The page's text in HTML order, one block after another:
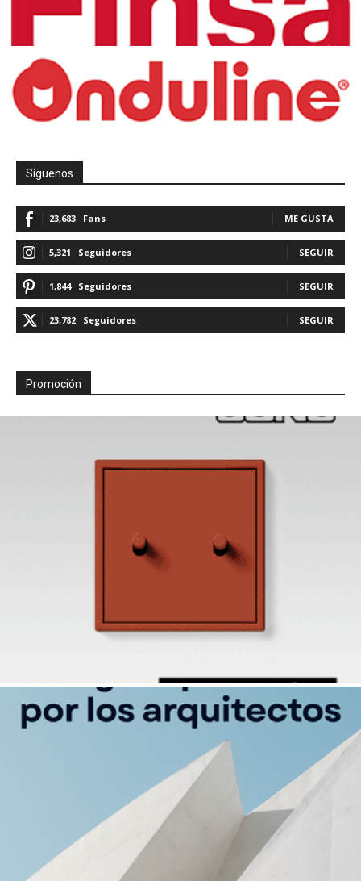
Síguenos
23,683 Fans ME GUSTA
5,321 Seguidores SEGUIR
1,844 Seguidores SEGUIR
23,782 Seguidores SEGUIR
Promoción